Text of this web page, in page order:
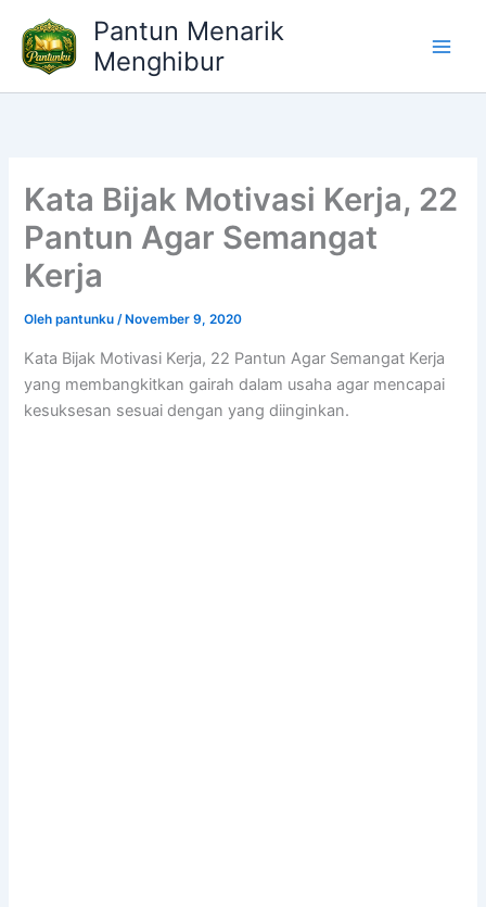
konten
Pantun Menarik
Menghibur
Kata Bijak Motivasi Kerja, 22
Pantun Agar Semangat
Kerja
Olehpantunku/ November 9, 2020
Kata Bijak Motivasi Kerja, 22 Pantun Agar Semangat Kerja
yang membangkitkan gairah dalam usaha agar mencapai
kesuksesan sesuai dengan yang diinginkan.